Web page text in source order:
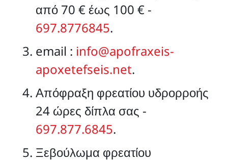
από 70 € έως 100 € -
697.8776845.
email : info@apofraxeis-
apoxetefseis.net.
Απόφραξη φρεατίου υδρορροής
24 ώρες δίπλα σας -
697.877.6845.
Ξεβούλωμα φρεατίου